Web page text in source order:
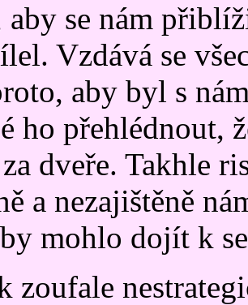
se nám
Vzdává se
aby byl s
ho přehlédnout,
dveře. Takhle
a nezajištěně
mohlo dojít k
zoufale